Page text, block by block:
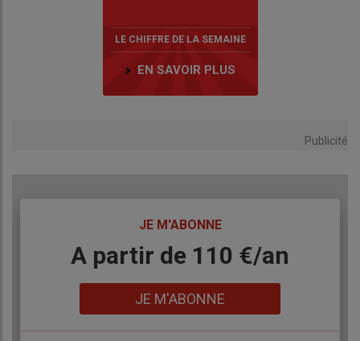
LE CHIFFRE DE LA SEMAINE
EN SAVOIR PLUS
Publicité
JE M'ABONNE
BodyA partir de 110 €/an
JE M'ABONNE